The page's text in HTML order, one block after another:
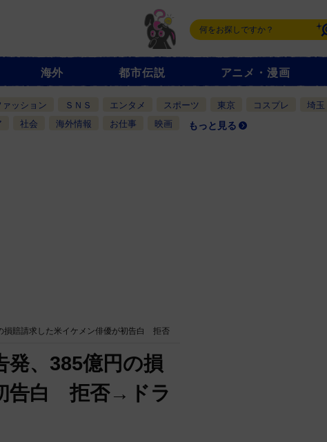
海外 都市伝説 アニメ・漫画
ァッション ＳＮＳ エンタメ スポーツ 東京 コスプレ 埼玉
社会 海外情報 お仕事 映画 もっと見る
損賠請求した米イケメン俳優が初告白 拒否
発、385億円の損
告白 拒否→ドラ